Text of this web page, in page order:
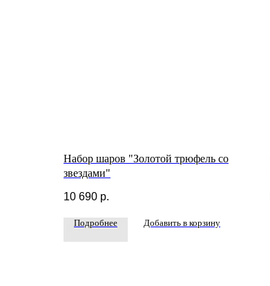
Набор шаров "Золотой трюфель со
звездами"
10 690 р.
Подробнее Добавить в корзину